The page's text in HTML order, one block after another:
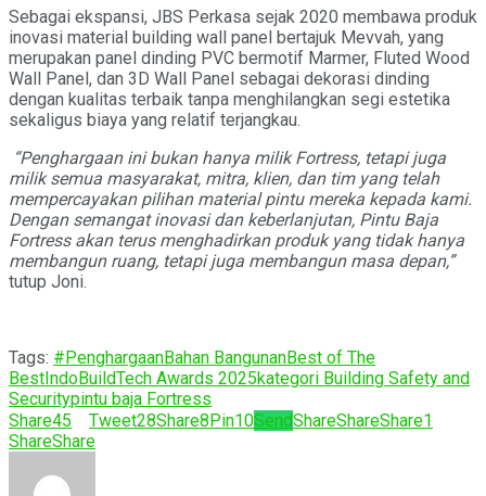
Sebagai ekspansi, JBS Perkasa sejak 2020 membawa produk
inovasi material building wall panel bertajuk Mevvah, yang
merupakan panel dinding PVC bermotif Marmer, Fluted Wood
Wall Panel, dan 3D Wall Panel sebagai dekorasi dinding
dengan kualitas terbaik tanpa menghilangkan segi estetika
sekaligus biaya yang relatif terjangkau.
“Penghargaan ini bukan hanya milik Fortress, tetapi juga
milik semua masyarakat, mitra, klien, dan tim yang telah
mempercayakan pilihan material pintu mereka kepada kami.
Dengan semangat inovasi dan keberlanjutan, Pintu Baja
Fortress akan terus menghadirkan produk yang tidak hanya
membangun ruang, tetapi juga membangun masa depan,”
tutup Joni.
Tags: #PenghargaanBahan BangunanBest of The
BestIndoBuildTech Awards 2025kategori Building Safety and
Securitypintu baja Fortress
Share45 Tweet28Share8Pin10SendShareShareShare1
ShareShare